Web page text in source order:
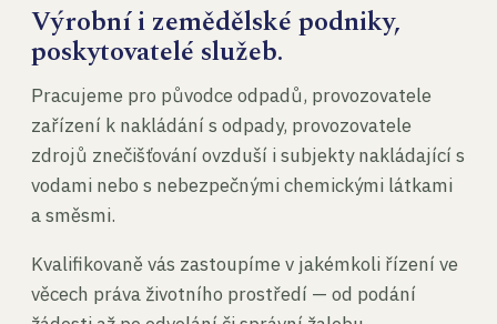
Výrobní i zemědělské podniky,
poskytovatelé služeb.
Pracujeme pro původce odpadů, provozovatele
zařízení k nakládání s odpady, provozovatele
zdrojů znečišťování ovzduší i subjekty nakládající s
vodami nebo s nebezpečnými chemickými látkami
a směsmi.
Kvalifikovaně vás zastoupíme v jakémkoli řízení ve
věcech práva životního prostředí — od podání